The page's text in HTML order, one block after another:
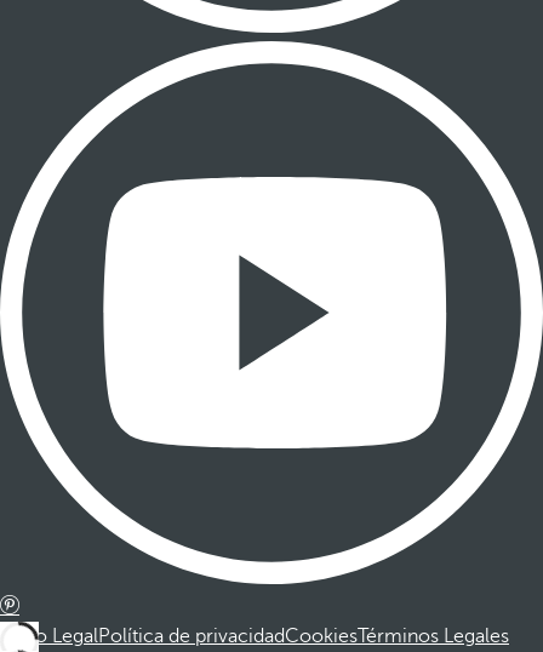
Aviso LegalPolítica de privacidadCookiesTérminos Legales